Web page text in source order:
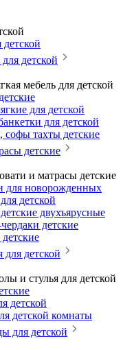
детской
мебель для детской
для детской
для детской
софы тахты детские
детские
и матрасы детские
для новорожденных
детской
двухъярусные
детские
для детской
и стулья для детской
детской
детской комнаты
для детской